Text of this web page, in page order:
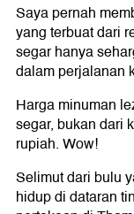
Saya pernah
yang terbuat dari
segar hanya
dalam perjalanan
Harga minuman
segar, bukan dari
rupiah. Wow!
Selimut dari bulu
hidup di dataran